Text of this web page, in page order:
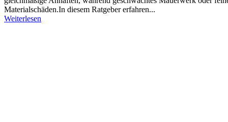
Materialschäden.In diesem Ratgeber erfahren...
Weiterlesen